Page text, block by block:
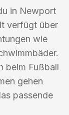
in Newport
verfügt über
wie
beim Fußball
gehen
passende